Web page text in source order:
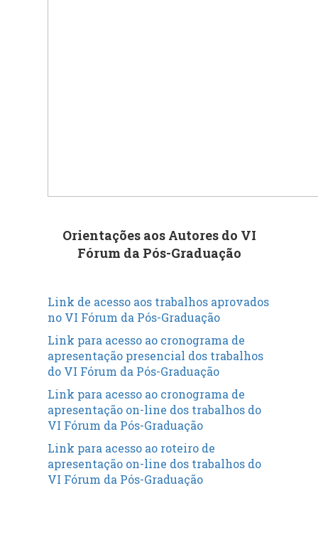
Orientações aos Autores do VI
Fórum da Pós-Graduação
Link de acesso aos trabalhos aprovados
no VI Fórum da Pós-Graduação
Link para acesso ao cronograma de
apresentação presencial dos trabalhos
do VI Fórum da Pós-Graduação
Link para acesso ao cronograma de
apresentação on-line dos trabalhos do
VI Fórum da Pós-Graduação
Link para acesso ao roteiro de
apresentação on-line dos trabalhos do
VI Fórum da Pós-Graduação